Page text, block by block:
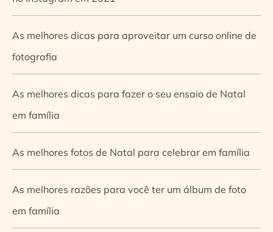
As melhores dicas para aproveitar um curso online de
fotografia
As melhores dicas para fazer o seu ensaio de Natal
em família
As melhores fotos de Natal para celebrar em família
As melhores razões para você ter um álbum de foto
em família